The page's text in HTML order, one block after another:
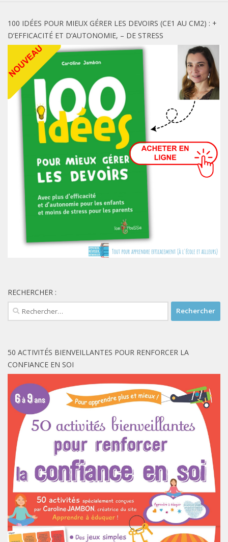
100 IDÉES POUR MIEUX GÉRER LES DEVOIRS (CE1 AU CM2) : +
D’EFFICACITÉ ET D’AUTONOMIE, – DE STRESS
RECHERCHER :
Rechercher :
50 ACTIVITÉS BIENVEILLANTES POUR RENFORCER LA
CONFIANCE EN SOI